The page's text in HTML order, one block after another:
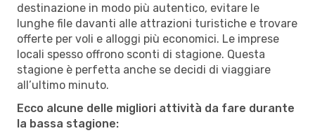
destinazione in modo più autentico, evitare le
lunghe file davanti alle attrazioni turistiche e trovare
offerte per voli e alloggi più economici. Le imprese
locali spesso offrono sconti di stagione. Questa
stagione è perfetta anche se decidi di viaggiare
all’ultimo minuto.
Ecco alcune delle migliori attività da fare durante
la bassa stagione: